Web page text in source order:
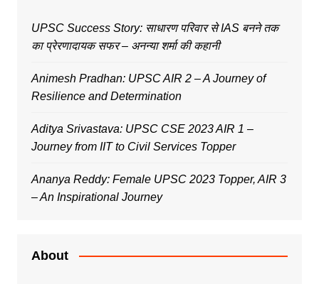
UPSC Success Story: साधारण परिवार से IAS बनने तक
का प्रेरणादायक सफर – अनन्या शर्मा की कहानी
Animesh Pradhan: UPSC AIR 2 – A Journey of
Resilience and Determination
Aditya Srivastava: UPSC CSE 2023 AIR 1 –
Journey from IIT to Civil Services Topper
Ananya Reddy: Female UPSC 2023 Topper, AIR 3
– An Inspirational Journey
About